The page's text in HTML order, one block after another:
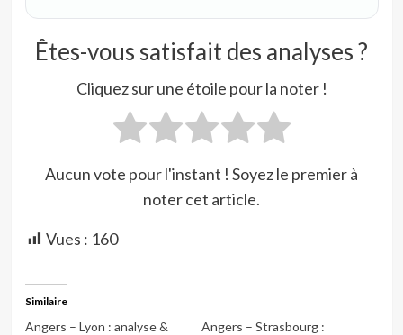
Êtes-vous satisfait des analyses ?
Cliquez sur une étoile pour la noter !
Aucun vote pour l'instant ! Soyez le premier à
noter cet article.
Vues : 160
Similaire
Angers – Lyon : analyse &
Angers – Strasbourg :